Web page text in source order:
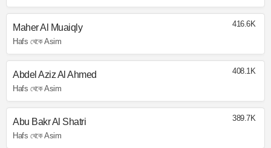
Maher Al Muaiqly
Hafs থেকে Asim
416.6K
Abdel Aziz Al Ahmed
Hafs থেকে Asim
408.1K
Abu Bakr Al Shatri
Hafs থেকে Asim
389.7K